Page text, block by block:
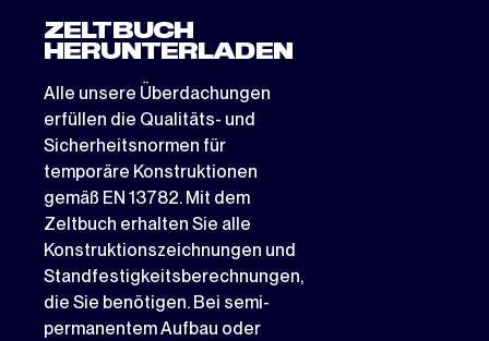
ZELTBUCH
HERUNTERLADEN
Alle unsere Überdachungen
erfüllen die Qualitäts- und
Sicherheitsnormen für
temporäre Konstruktionen
gemäß EN 13782. Mit dem
Zeltbuch erhalten Sie alle
Konstruktionszeichnungen und
Standfestigkeitsberechnungen,
die Sie benötigen. Bei semi-
permanentem Aufbau oder